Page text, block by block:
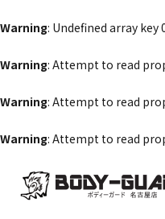
Warning: Undefined array key
Warning: Attempt to read
Warning: Attempt to read
Warning: Attempt to read